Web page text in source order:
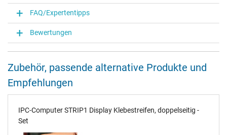
FAQ/Expertentipps
Bewertungen
Zubehör, passende alternative Produkte und
Empfehlungen
IPC-Computer STRIP1 Display Klebestreifen, doppelseitig -
Set